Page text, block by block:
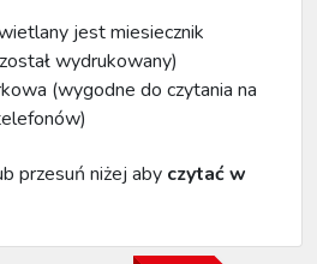
jest miesiecznik
wydrukowany)
(wygodne do czytania na
przesuń niżej aby czytać w